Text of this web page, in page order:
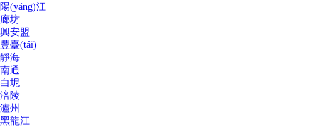
陽(yáng)江
廊坊
興安盟
豐臺(tái)
靜海
南通
白坭
涪陵
瀘州
黑龍江